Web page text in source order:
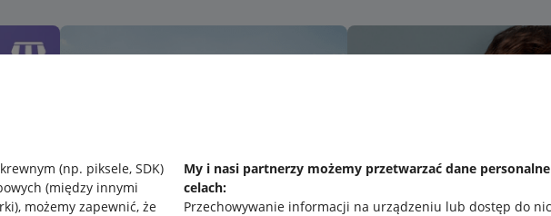
(np. piksele, SDK)
(między innymi
, możemy zapewnić, że
My i nasi partnerzy możemy przetwarzać dane
celach:
Przechowywanie informacji na urządzeniu lub dostęp do